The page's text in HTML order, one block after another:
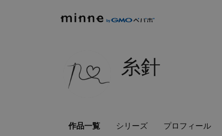
糸針
作品一覧 シリーズ プロフィール